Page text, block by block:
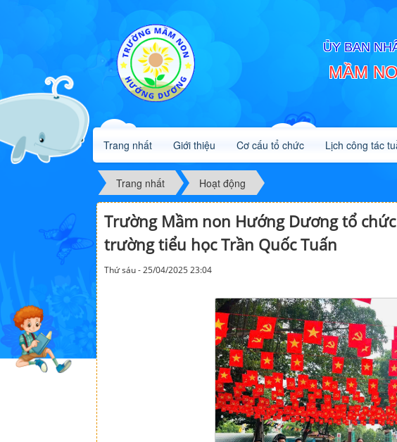
ỦY BAN
MẦM
Trang nhất Giới thiệu Cơ cấu tổ chức Lịch công tác
Trang nhất Hoạt động
Trường Mầm non Hướng Dương tổ
trường tiểu học Trần Quốc Tuấn
Thứ sáu - 25/04/2025 23:04